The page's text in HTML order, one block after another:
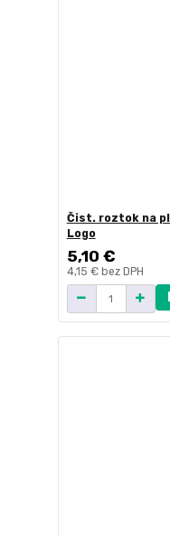
Čist. roztok na
Logo
5,10 €
4,15 € bez DPH